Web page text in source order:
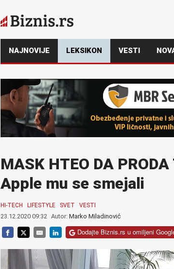
NAJNOVIJE LEKSIKON VESTI
MASK HTEO DA
Apple mu se smejali
HI-TECH LIFESTYLE SVET VESTI
23.12.2020 09:32 Autor: Marko Miladinović
Dodajte Biznis.rs u omiljeni